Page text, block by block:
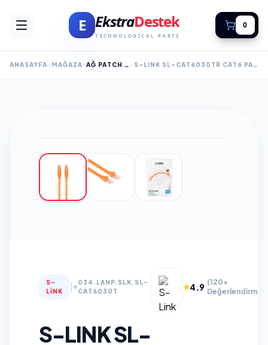
E EkstraDestek
TECHNOLOGICAL PARTS
0
ANASAYFA MAĞAZA AĞ PATCH KABLOLARI S-LINK SL-CAT6030TR CAT6 PATCH 30CM KABLO(TURUNCU)
S-
LINK
034.LANP.SLK.SL-
CAT6030T
4.9 (120+
Değerlendirme)
S-LINK SL-